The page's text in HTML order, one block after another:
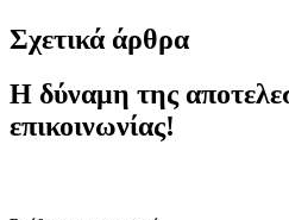
Σχετικά άρθρα
Η δύναμη της
επικοινωνίας!